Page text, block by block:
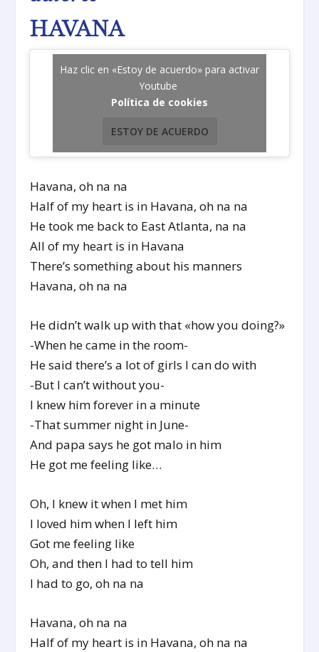
HAVANA
Haz clic en «Estoy de acuerdo» para activar
Youtube
Política de cookies
ESTOY DE ACUERDO
Havana, oh na na
Half of my heart is in Havana, oh na na
He took me back to East Atlanta, na na
All of my heart is in Havana
There’s something about his manners
Havana, oh na na
He didn’t walk up with that «how you doing?»
-When he came in the room-
He said there’s a lot of girls I can do with
-But I can’t without you-
I knew him forever in a minute
-That summer night in June-
And papa says he got malo in him
He got me feeling like…
Oh, I knew it when I met him
I loved him when I left him
Got me feeling like
Oh, and then I had to tell him
I had to go, oh na na
Havana, oh na na
Half of my heart is in Havana, oh na na